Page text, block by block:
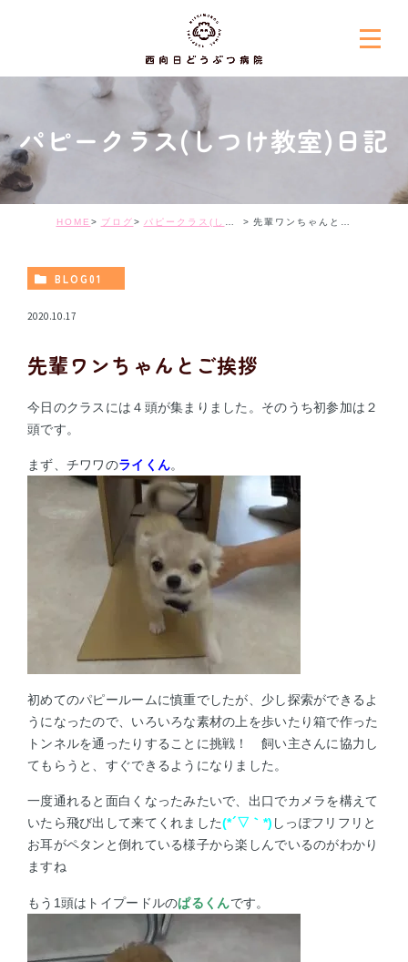
パピークラス(しつけ教室)日記
HOME ブログ パピークラス(しつけ教室)日記 先輩ワンちゃんとご挨拶
BLOG01
2020.10.17
先輩ワンちゃんとご挨拶
今日のクラスには４頭が集まりました。そのうち初参加は２
頭です。
まず、チワワのライくん。
初めてのパピールームに慎重でしたが、少し探索ができるよ
うになったので、いろいろな素材の上を歩いたり箱で作った
トンネルを通ったりすることに挑戦！飼い主さんに協力し
てもらうと、すぐできるようになりました。
一度通れると面白くなったみたいで、出口でカメラを構えて
いたら飛び出して来てくれました(*´▽｀*) しっぽフリフリと
お耳がペタンと倒れている様子から楽しんでいるのがわかり
ますね
もう1頭はトイプードルのぱるくんです。